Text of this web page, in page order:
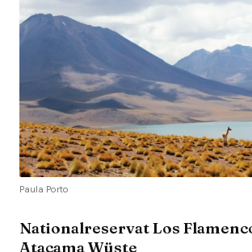
Paula Porto
Nationalreservat Los
Atacama Wüste